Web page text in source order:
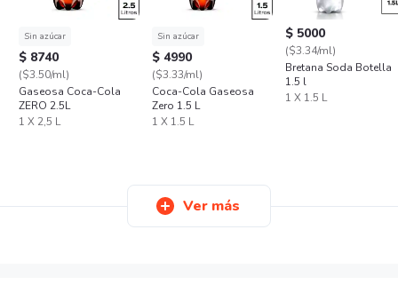
Sin azúcar
$ 8740
($3.50/ml)
Gaseosa Coca-Cola
ZERO 2.5L
1 X 2,5 L
Sin azúcar
$ 4990
($3.33/ml)
Coca-Cola Gaseosa
Zero 1.5 L
1 X 1.5 L
$ 5000
($3.34/ml)
Bretana Soda Botella
1.5 l
1 X 1.5 L
Ver más